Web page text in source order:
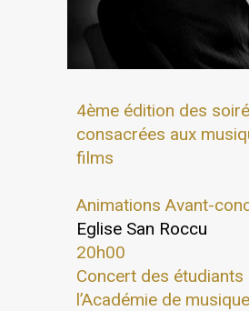
4ème édition des
consacrées aux
films
Animations Avant-
Eglise San Roccu
20h00
Concert des étudiants
l’Académie de